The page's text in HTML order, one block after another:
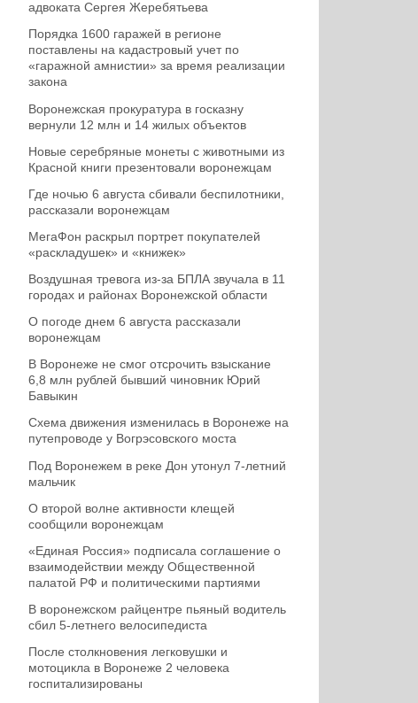
адвоката Сергея Жеребятьева
Порядка 1600 гаражей в регионе
поставлены на кадастровый учет по
«гаражной амнистии» за время реализации
закона
Воронежская прокуратура в госказну
вернули 12 млн и 14 жилых объектов
Новые серебряные монеты с животными из
Красной книги презентовали воронежцам
Где ночью 6 августа сбивали беспилотники,
рассказали воронежцам
МегаФон раскрыл портрет покупателей
«раскладушек» и «книжек»
Воздушная тревога из-за БПЛА звучала в 11
городах и районах Воронежской области
О погоде днем 6 августа рассказали
воронежцам
В Воронеже не смог отсрочить взыскание
6,8 млн рублей бывший чиновник Юрий
Бавыкин
Схема движения изменилась в Воронеже на
путепроводе у Вогрэсовского моста
Под Воронежем в реке Дон утонул 7-летний
мальчик
О второй волне активности клещей
сообщили воронежцам
«Единая Россия» подписала соглашение о
взаимодействии между Общественной
палатой РФ и политическими партиями
В воронежском райцентре пьяный водитель
сбил 5-летнего велосипедиста
После столкновения легковушки и
мотоцикла в Воронеже 2 человека
госпитализированы